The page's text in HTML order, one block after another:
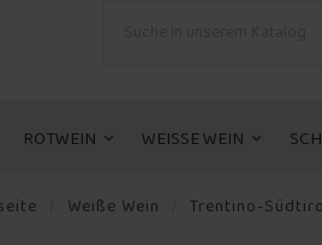
ROTWEIN WEISSE WEIN
Weiße Wein Trentino-